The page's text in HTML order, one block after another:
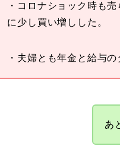
・コロナショック時も
に少し買い増しした。
・夫婦とも年金と給与の
あ